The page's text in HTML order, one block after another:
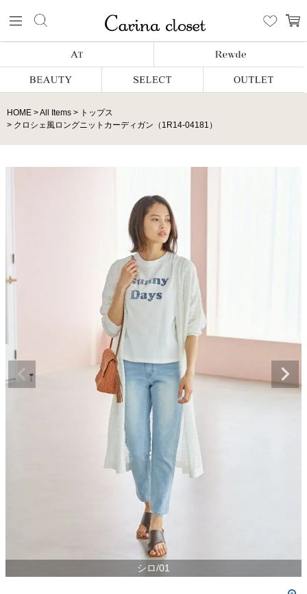
HOME All Items
トップス
クロシェ風ロングニットカーディガン（1R14-04181）
シロ/01